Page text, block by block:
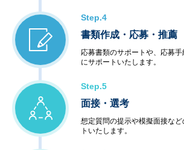
Step.4
書類作成・応募・推薦
応募書類のサポートや、応募
にサポートいたします。
Step.5
面接・選考
想定質問の提示や模擬面接な
トいたします。